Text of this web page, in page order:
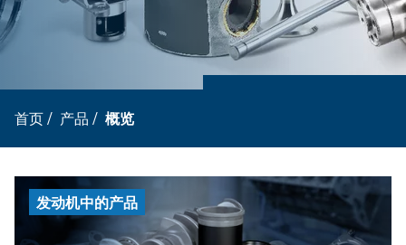
首页/ 产品 / 概览
发动机中的产品